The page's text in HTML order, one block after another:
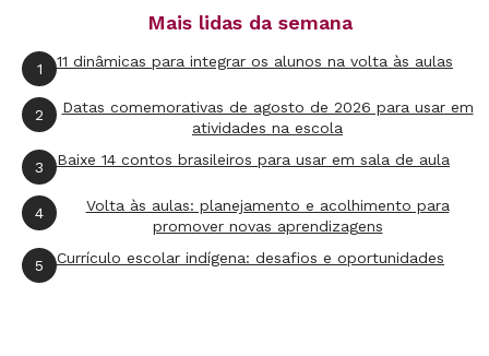
período”, ressalta.
Entre as sugestões, os professores podem
gravar áudios no seu celular com as principais
reflexões sobre o dia ou até mesmo fotografar
momentos da aula e organizar esses registros
em uma apresentação de slides com
comentários e informações relevantes sobre
cada etapa. A consultora do Grupo Tellus
Mais lidas da semana
1 11 dinâmicas para integrar os alunos na volta às aulas
2
Datas comemorativas de agosto de 2026 para usar em
atividades na escola
3 Baixe 14 contos brasileiros para usar em sala de aula
4
Volta às aulas: planejamento e acolhimento para
promover novas aprendizagens
5 Currículo escolar indígena: desafios e oportunidades